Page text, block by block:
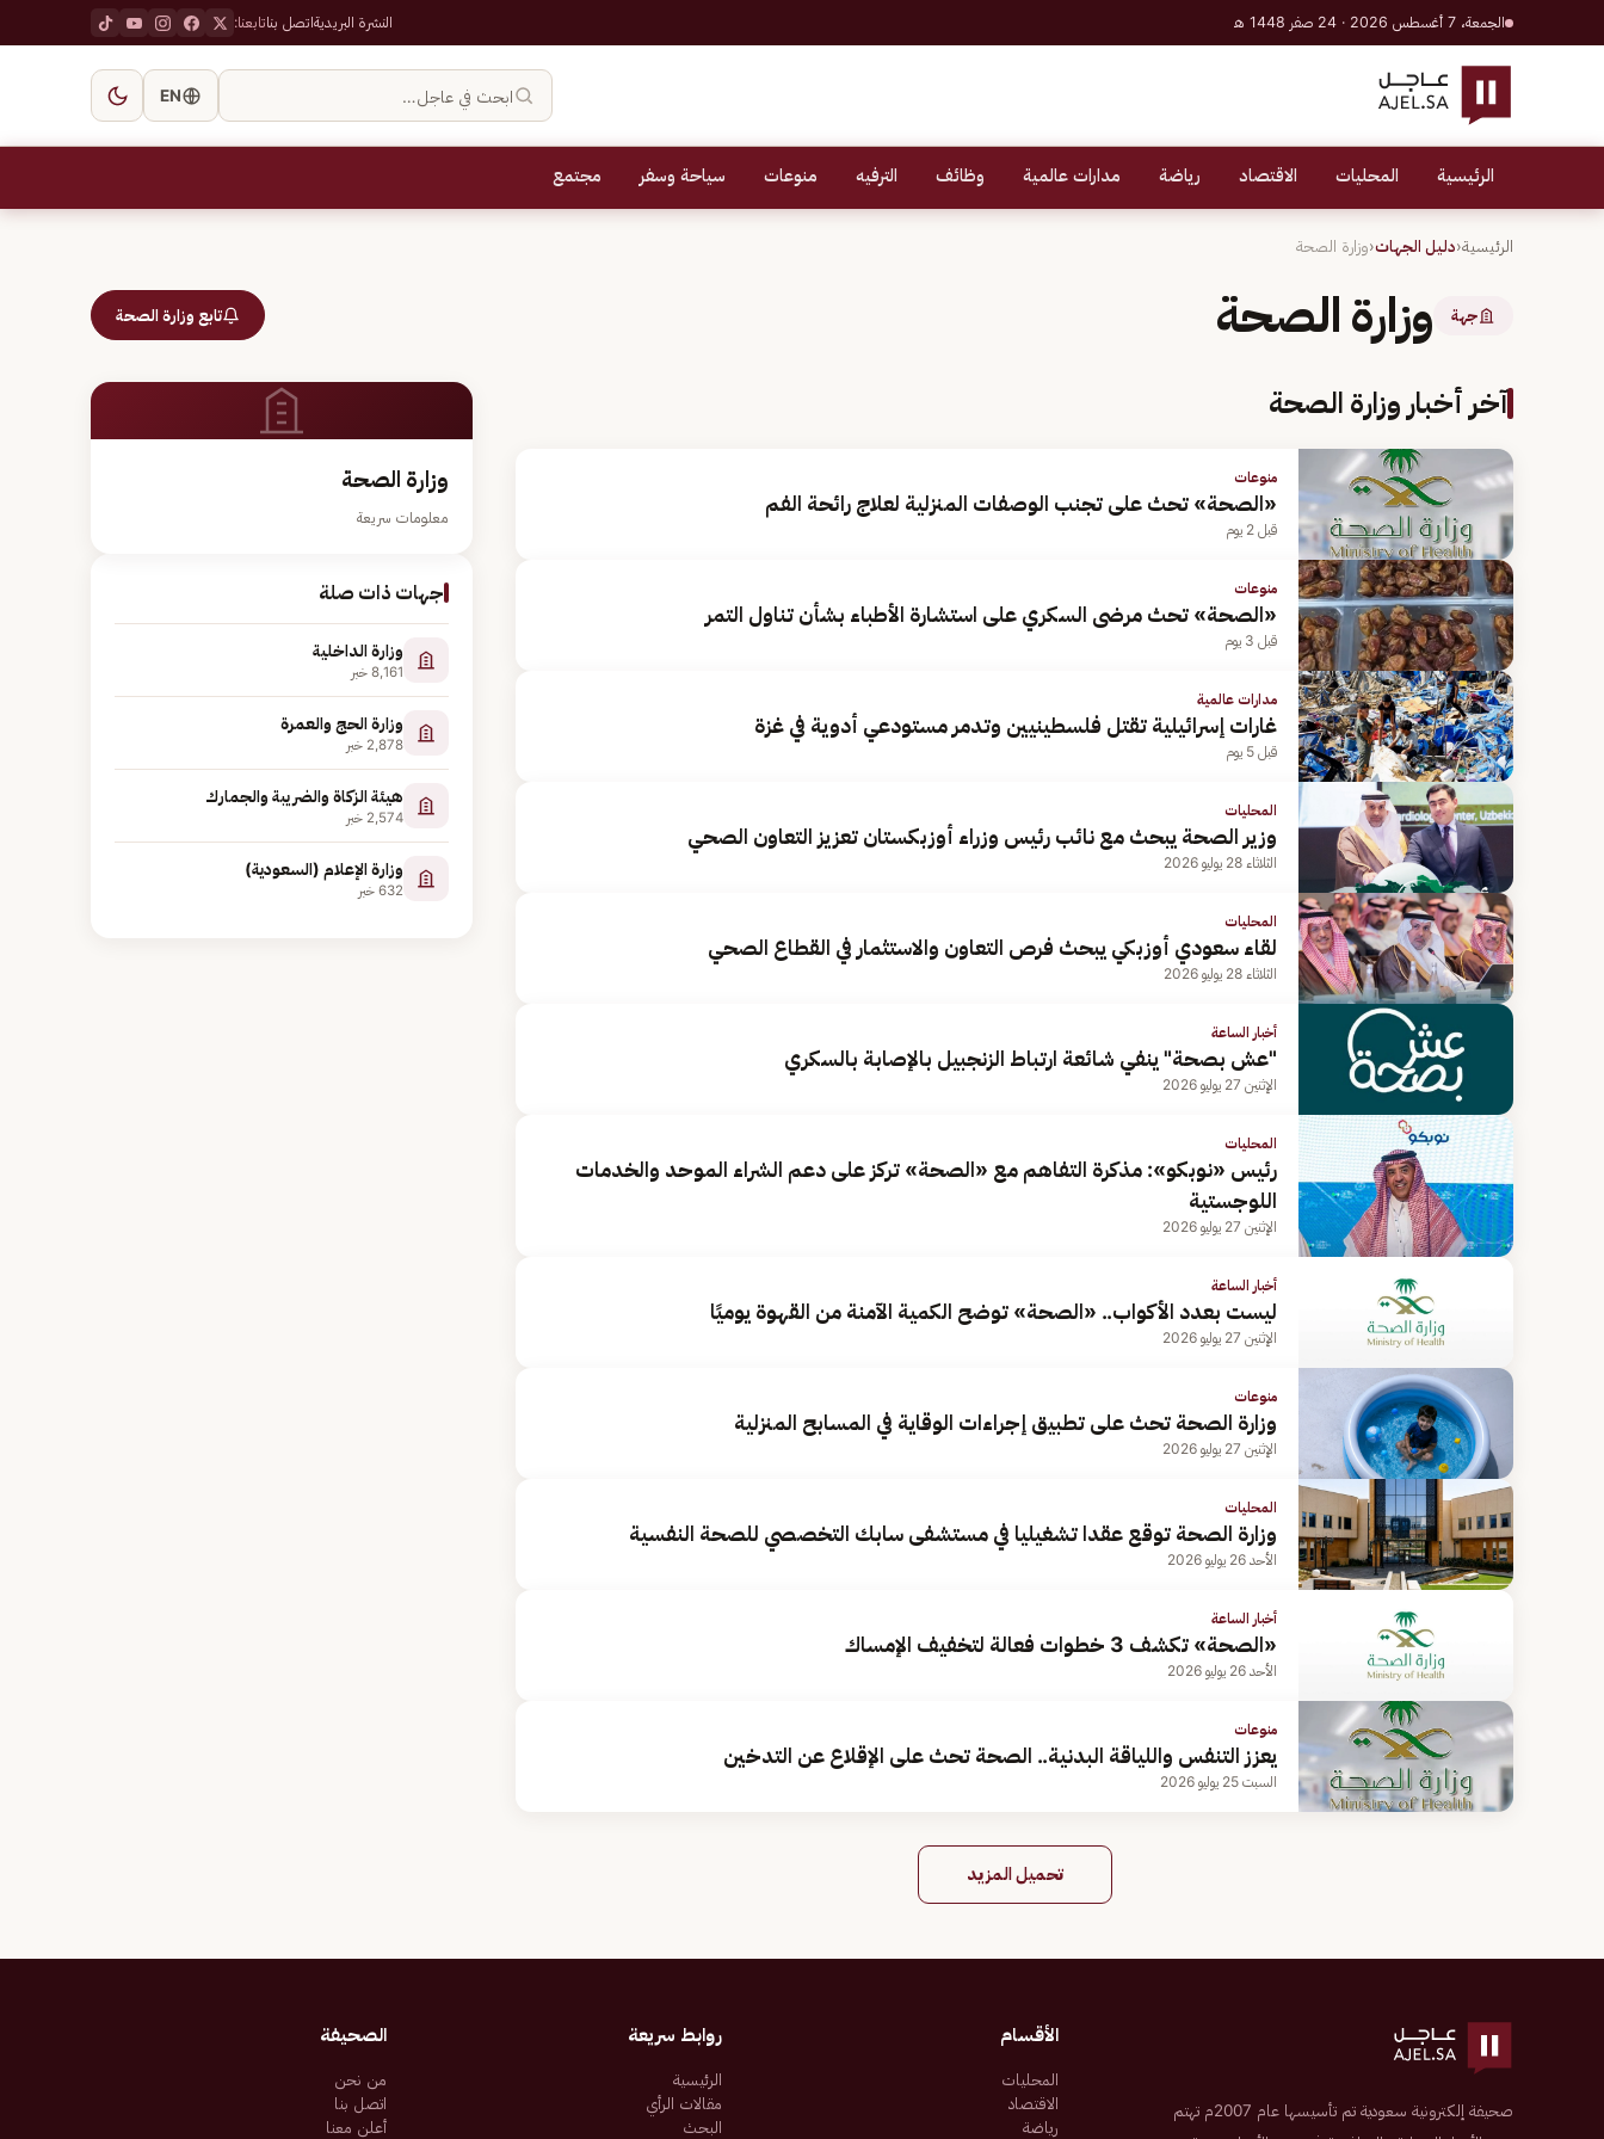
الجمعة، 7 أغسطس 2026 · 24 صفر 1448 هـ النشرة البريديةاتصل بناتابعنا:
ابحث في عاجل… EN
الرئيسية المحليات الاقتصاد رياضة مدارات عالمية وظائف الترفيه منوعات سياحة وسفر مجتمع
الرئيسية‹دليل الجهات‹وزارة الصحة
جهة وزارة الصحة تابع وزارة الصحة
آخر أخبار وزارة الصحة
منوعات
«الصحة» تحث على تجنب الوصفات المنزلية لعلاج رائحة الفم
قبل 2 يوم
منوعات
«الصحة» تحث مرضى السكري على استشارة الأطباء بشأن تناول التمر
قبل 3 يوم
مدارات عالمية
غارات إسرائيلية تقتل فلسطينيين وتدمر مستودعي أدوية في غزة
قبل 5 يوم
المحليات
وزير الصحة يبحث مع نائب رئيس وزراء أوزبكستان تعزيز التعاون الصحي
الثلاثاء 28 يوليو 2026
المحليات
لقاء سعودي أوزبكي يبحث فرص التعاون والاستثمار في القطاع الصحي
الثلاثاء 28 يوليو 2026
أخبار الساعة
"عش بصحة" ينفي شائعة ارتباط الزنجبيل بالإصابة بالسكري
الإثنين 27 يوليو 2026
المحليات
رئيس «نوبكو»: مذكرة التفاهم مع «الصحة» تركز على دعم الشراء الموحد والخدمات
اللوجستية
الإثنين 27 يوليو 2026
أخبار الساعة
ليست بعدد الأكواب.. «الصحة» توضح الكمية الآمنة من القهوة يوميًا
الإثنين 27 يوليو 2026
منوعات
وزارة الصحة تحث على تطبيق إجراءات الوقاية في المسابح المنزلية
الإثنين 27 يوليو 2026
المحليات
وزارة الصحة توقع عقدا تشغيليا في مستشفى سابك التخصصي للصحة النفسية
الأحد 26 يوليو 2026
أخبار الساعة
«الصحة» تكشف 3 خطوات فعالة لتخفيف الإمساك
الأحد 26 يوليو 2026
منوعات
يعزز التنفس واللياقة البدنية.. الصحة تحث على الإقلاع عن التدخين
السبت 25 يوليو 2026
تحميل المزيد
وزارة الصحة
معلومات سريعة
جهات ذات صلة
وزارة الداخلية
8,161 خبر
وزارة الحج والعمرة
2,878 خبر
هيئة الزكاة والضريبة والجمارك
2,574 خبر
وزارة الإعلام (السعودية)
632 خبر
صحيفة إلكترونية سعودية تم تأسيسها عام 2007م تهتم
الأقسام
المحليات
الاقتصاد
رياضة
روابط سريعة
الرئيسية
مقالات الرأي
البحث
الصحيفة
من نحن
اتصل بنا
أعلن معنا